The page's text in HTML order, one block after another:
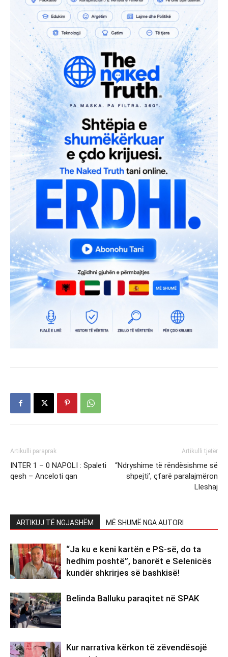
Artikulli paraprak
INTER 1 – 0 NAPOLI : Spaleti
qesh – Anceloti qan
Artikulli tjetër
“Ndryshime të rëndësishme së
shpejti’, çfarë paralajmëron
Lleshaj
ARTIKUJ TË NGJASHËM MË SHUMË NGA AUTORI
“Ja ku e keni kartën e PS-së, do ta
hedhim poshtë”, banorët e Selenicës
kundër shkrirjes së bashkisë!
Belinda Balluku paraqitet në SPAK
Kur narrativa kërkon të zëvendësojë